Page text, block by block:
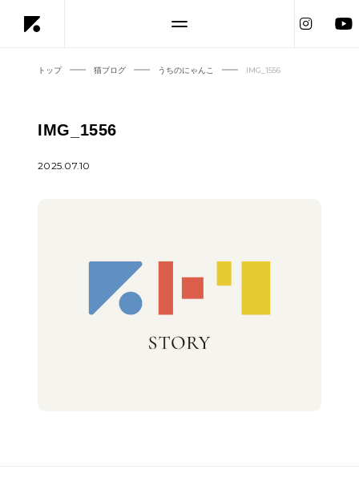
トップ 猫ブログ うちのにゃんこ IMG_1556
IMG_1556
2025.07.10